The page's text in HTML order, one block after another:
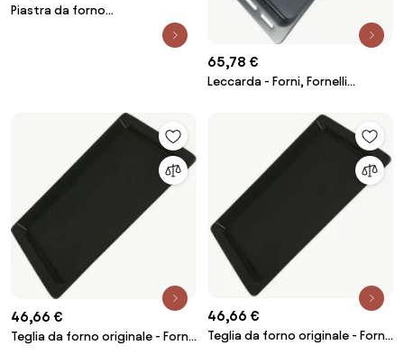
Piastra da forno
autonettoyante - Forni, Fornelli
65,78 €
Leccarda - Forni, Fornelli
3092223662734330036
46,66 €
Teglia da forno originale - Forni,
46,66 €
Teglia da forno originale - Forni,